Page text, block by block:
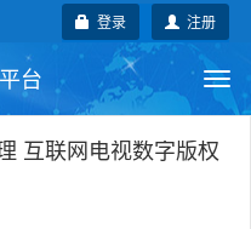
注册
登录
台
地方标准
互联网电视数字版权